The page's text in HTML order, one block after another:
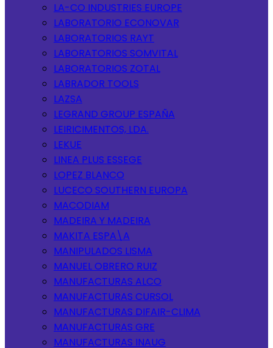
LA-CO INDUSTRIES EUROPE
LABORATORIO ECONOVAR
LABORATORIOS RAYT
LABORATORIOS SOMVITAL
LABORATORIOS ZOTAL
LABRADOR TOOLS
LAZSA
LEGRAND GROUP ESPAÑA
LEIRICIMENTOS, LDA.
LEKUE
LINEA PLUS ESSEGE
LOPEZ BLANCO
LUCECO SOUTHERN EUROPA
MACODIAM
MADEIRA Y MADEIRA
MAKITA ESPA\A
MANIPULADOS LISMA
MANUEL OBRERO RUIZ
MANUFACTURAS ALCO
MANUFACTURAS CURSOL
MANUFACTURAS DIFAIR-CLIMA
MANUFACTURAS GRE
MANUFACTURAS INAUG